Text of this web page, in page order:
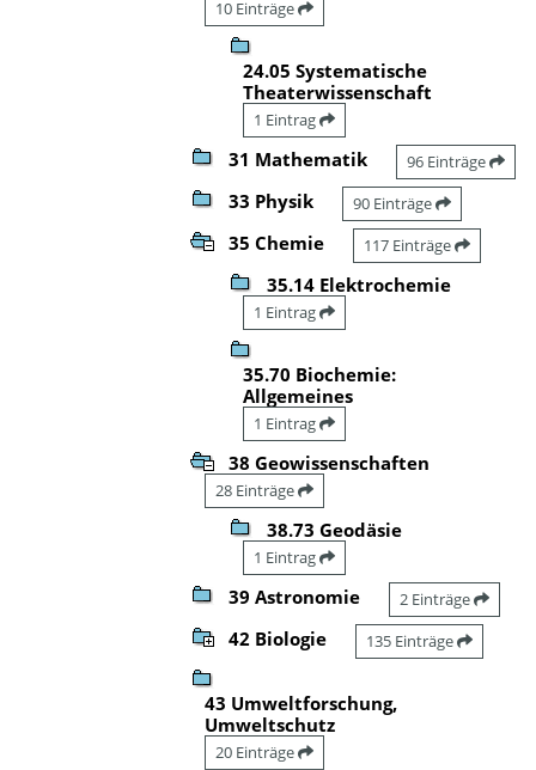
10 Einträge
24.05 Systematische
Theaterwissenschaft
1 Eintrag
31 Mathematik 96 Einträge
33 Physik 90 Einträge
35 Chemie 117 Einträge
35.14 Elektrochemie
1 Eintrag
35.70 Biochemie:
Allgemeines
1 Eintrag
38 Geowissenschaften
28 Einträge
38.73 Geodäsie
1 Eintrag
39 Astronomie 2 Einträge
42 Biologie 135 Einträge
43 Umweltforschung,
Umweltschutz
20 Einträge